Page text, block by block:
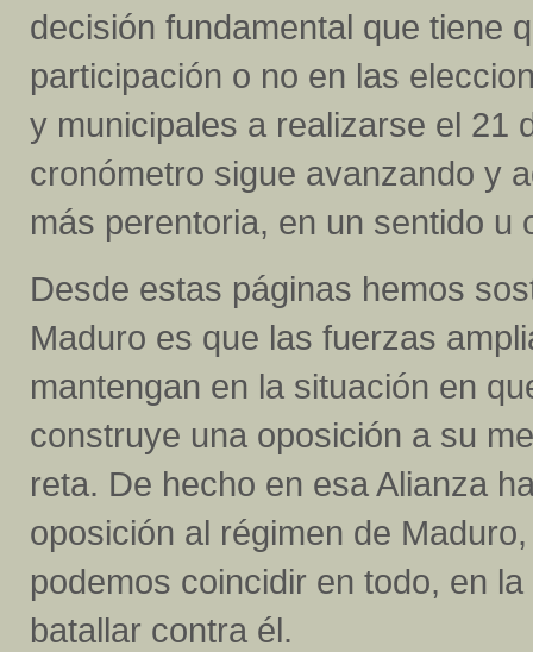
decisión fundamental que tiene
participación o no en las
y municipales a realizarse el 21
cronómetro sigue avanzando y
más perentoria, en un sentido u
Desde estas páginas hemos
Maduro es que las fuerzas
mantengan en la situación en
construye una oposición a su
reta. De hecho en esa Alianza
oposición al régimen de
podemos coincidir en todo, en
batallar contra él.